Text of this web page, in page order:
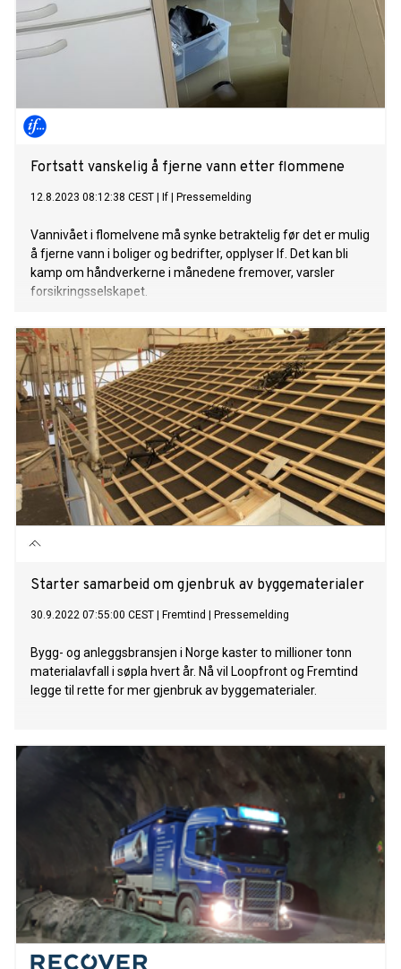
Fortsatt vanskelig å fjerne vann etter flommene
12.8.2023 08:12:38 CEST If Pressemelding
Vannivået i flomelvene må synke betraktelig før det er mulig
å fjerne vann i boliger og bedrifter, opplyser If. Det kan bli
kamp om håndverkerne i månedene fremover, varsler
forsikringsselskapet.
Starter samarbeid om gjenbruk av byggematerialer
30.9.2022 07:55:00 CEST Fremtind Pressemelding
Bygg- og anleggsbransjen i Norge kaster to millioner tonn
materialavfall i søpla hvert år. Nå vil Loopfront og Fremtind
legge til rette for mer gjenbruk av byggematerialer.